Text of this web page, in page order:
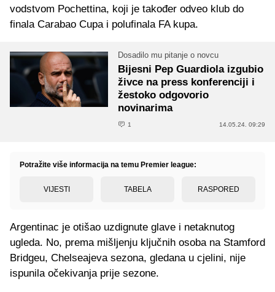
vodstvom Pochettina, koji je također odveo klub do
finala Carabao Cupa i polufinala FA kupa.
Dosadilo mu pitanje o novcu
Bijesni Pep Guardiola izgubio
živce na press konferenciji i
žestoko odgovorio
novinarima
1 14.05.24. 09:29
Potražite više informacija na temu Premier league:
VIJESTI TABELA RASPORED
Argentinac je otišao uzdignute glave i netaknutog
ugleda. No, prema mišljenju ključnih osoba na Stamford
Bridgeu, Chelseajeva sezona, gledana u cjelini, nije
ispunila očekivanja prije sezone.